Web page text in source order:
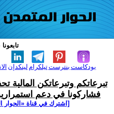
لينكدإن تيلكرامبنترست بودكاست
تبرعاتكم وتبرعاتكن المالية
فشاركونا في دعم
[اشترك في قناة ‫«الحوار